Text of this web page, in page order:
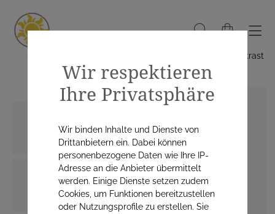
Hoher Kontrast
Wir respektieren
Ihre Privatsphäre
Wir binden Inhalte und Dienste von
Drittanbietern ein. Dabei können
personenbezogene Daten wie Ihre IP-
Adresse an die Anbieter übermittelt
werden. Einige Dienste setzen zudem
Cookies, um Funktionen bereitzustellen
oder Nutzungsprofile zu erstellen. Sie